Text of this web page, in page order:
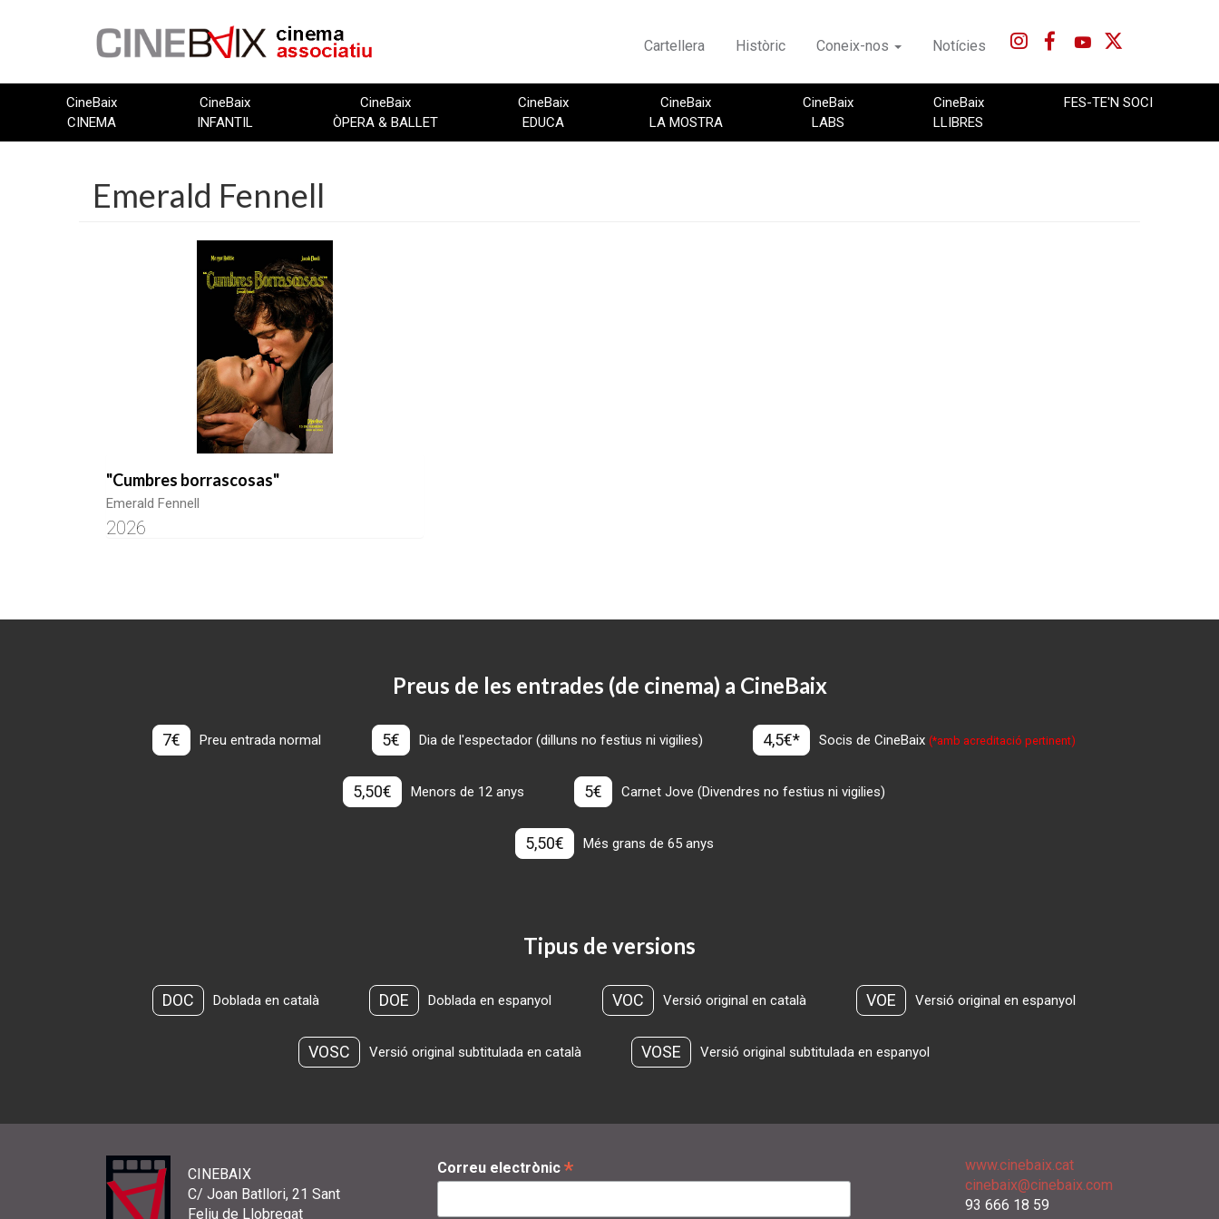
Cartellera Històric Coneix-nos Notícies
CineBaix
CINEMA
CineBaix
INFANTIL
CineBaix
ÒPERA & BALLET
CineBaix
EDUCA
CineBaix
LA MOSTRA
CineBaix
LABS
CineBaix
LLIBRES
FES-TE'N SOCI
Emerald Fennell
"Cumbres borrascosas"
Emerald Fennell
2026
Preus de les entrades (de cinema) a CineBaix
7€ Preu entrada normal 5€ Dia de l'espectador (dilluns no festius ni vigilies) 4,5€* Socis de CineBaix(*amb acreditació pertinent)
5,50€ Menors de 12 anys 5€ Carnet Jove (Divendres no festius ni vigilies)
5,50€ Més grans de 65 anys
Tipus de versions
DOC Doblada en català DOE Doblada en espanyol VOC Versió original en català VOE Versió original en espanyol
VOSC Versió original subtitulada en català VOSE Versió original subtitulada en espanyol
CINEBAIX
C/ Joan Batllori, 21 Sant
Feliu de Llobregat
Correu electrònic *
www.cinebaix.cat
cinebaix@cinebaix.com
93 666 18 59